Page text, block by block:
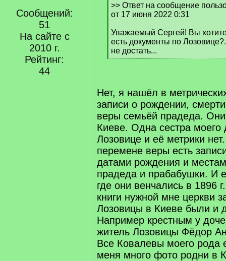
Сообщений:
51
На сайте с
2010 г.
Рейтинг:
44
[
q
>> Ответ на сообщение
от 17 июня 2022 0:31
Уважаемый Сергей! Вы хотите
есть документы по
не достать...
[
Нет, я нашёл в
записи о рождении,
веры семьёй прадеда.
Киеве. Одна сестра моего
Лозовице и её метрики
перемене веры есть
датами рождения и
прадеда и прабабушки. И
где они венчались в 1896
книги нужной мне церкви
Лозовицы в Киеве были и
Например крестным у
житель Лозовицы Фёдор
Все Ковалевы моего рода
меня много фото родни в